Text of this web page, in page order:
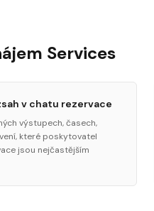
Services
v chatu rezervace
výstupech, časech,
které poskytovatel
jsou nejčastějším